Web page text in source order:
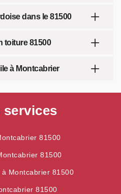
dans le 81500
toiture 81500
à Montcabrier
81500
81500
Montcabrier 81500
81500